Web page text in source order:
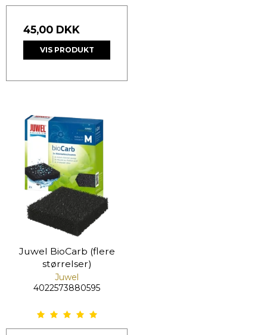
45,00 DKK
VIS PRODUKT
Juwel BioCarb (flere
størrelser)
Juwel
4022573880595